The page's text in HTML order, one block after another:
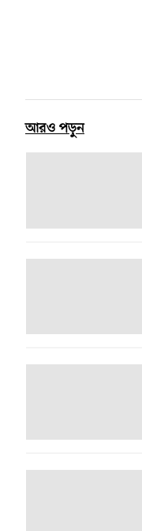
আরও পড়ুন